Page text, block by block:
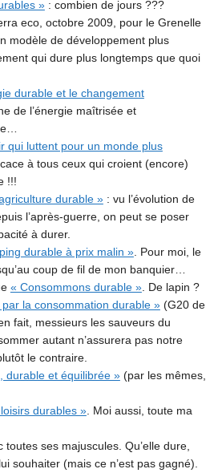
»: combien de jours ???
eco, octobre 2009, pour le Grenelle
modèle de développement plus
qui dure plus longtemps que quoi
durable et le changement
de l’énergie maîtrisée et
qui luttent pour un monde plus
à tous ceux qui croient (encore)
!!!
durable »: vu l’évolution de
l’après-guerre, on peut se poser
à durer.
durable à prix malin ». Pour moi, le
coup de fil de mon banquier…
« Consommons durable ». De lapin ?
la consommation durable »(G20 de
fait, messieurs les sauveurs du
autant n’assurera pas notre
le contraire.
durable et équilibrée »(par les mêmes,
durables ». Moi aussi, toute ma
toutes ses majuscules. Qu’elle dure,
souhaiter (mais ce n’est pas gagné).